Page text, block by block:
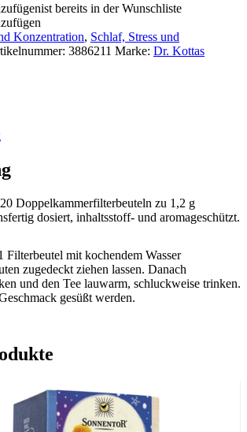
ist bereits in der Wunschliste
Konzentration, Schlaf, Stress und
3886211 Marke: Dr. Kottas
Doppelkammerfilterbeuteln zu 1,2 g
dosiert, inhaltsstoff- und aromageschützt.
Filterbeutel mit kochendem Wasser
zugedeckt ziehen lassen. Danach
und den Tee lauwarm, schluckweise trinken.
gesüßt werden.